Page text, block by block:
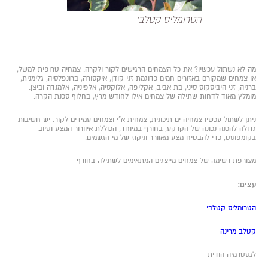
הטרומליס קטלבי
מה לא נשתול עכשיו? את כל הצמחים הרגישים לקור ולקרה. צמחיה טרופית למשל,
או צמחים שמקורם באזורים חמים כדוגמת זני קודן, איקסורה, ברונפלסיה, גלימנית,
ברניה, זני היביסקוס סיני, בת אביב, אקליפה, אלוקסיה, אלפיניה, אלמנדה וביצן.
מומלץ מאוד לדחות שתילה של צמחים אילו לחודש מרץ, בחלוף סכנת הקרה.
ניתן לשתול עכשיו צמחיה ים תיכונית, צמחית א"י וצמחים עמידים לקור. יש חשיבות
גדולה להכנה נכונה של הקרקע, בחורף במיוחד, הכוללת איוורור המצע וטיוב
בקומפוסט, כדי להבטיח מצע מאוורר וניקוז של מי הגשמים.
מצורפת רשימה של צמחים מייצגים המתאימים לשתילה בחורף
עצים:
הטרומליס קטלבי
קטלב מרינה
לגסטרמיה הודית